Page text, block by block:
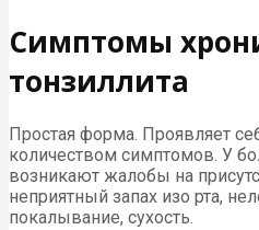
Симптомы
тонзиллита
Простая форма. Проявляет
количеством симптомов. У
возникают жалобы на
неприятный запах изо рта,
покалывание, сухость.